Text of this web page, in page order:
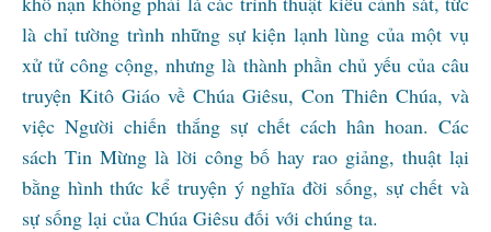
là chỉ tường trình những sự kiện lạnh lùng của một vụ
xử tử công cộng, nhưng là thành phần chủ yếu của câu
truyện Kitô Giáo về Chúa Giêsu, Con Thiên Chúa, và
việc Người chiến thắng sự chết cách hân hoan. Các
sách Tin Mừng là lời công bố hay rao giảng, thuật lại
bằng hình thức kể truyện ý nghĩa đời sống, sự chết và
sự sống lại của Chúa Giêsu đối với chúng ta.